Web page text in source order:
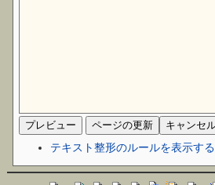
テキスト整形のルールを表示する